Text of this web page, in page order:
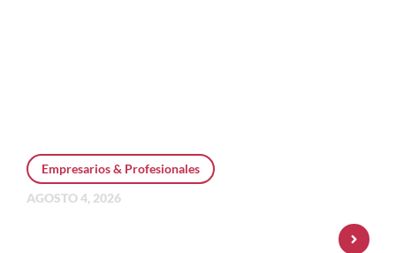
Empresarios & Profesionales
AGOSTO 4, 2026